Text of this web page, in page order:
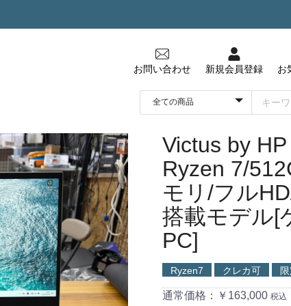
お問い合わせ 新規会員登録 お
Victus by
Ryzen 7/
モリ/フル
搭載モデル[
PC]
Ryzen7 クレカ可
通常価格：￥163,000 税込